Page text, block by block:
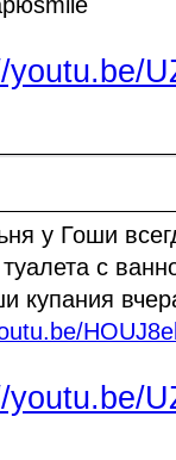
youtu.be/
у Гоши
с
купания
youtu.be/